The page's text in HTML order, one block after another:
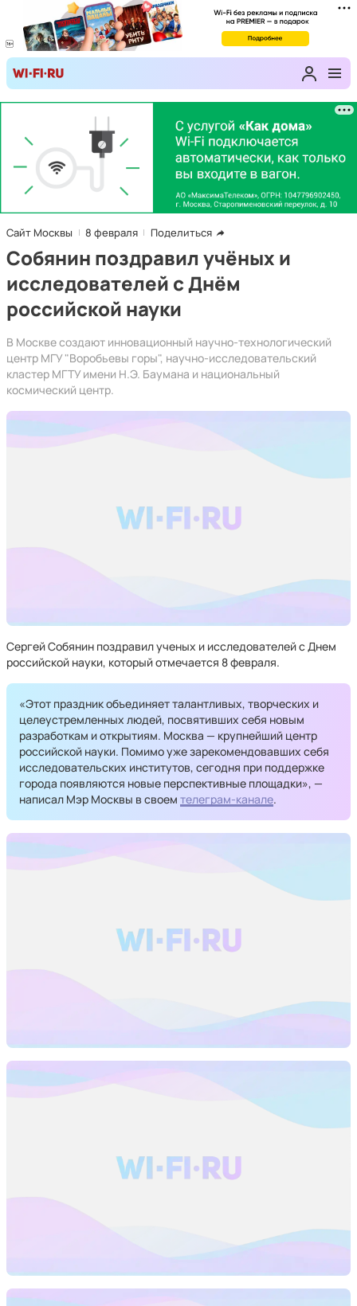
Сайт Москвы 8 февраля Поделиться
Собянин поздравил учёных и
исследователей с Днём
российской науки
В Москве создают инновационный научно-технологический
центр МГУ "Воробьевы горы", научно-исследовательский
кластер МГТУ имени Н.Э. Баумана и национальный
космический центр.
Сергей Собянин поздравил ученых и исследователей с Днем
российской науки, который отмечается 8 февраля.
«Этот праздник объединяет талантливых, творческих и
целеустремленных людей, посвятивших себя новым
разработкам и открытиям. Москва — крупнейший центр
российской науки. Помимо уже зарекомендовавших себя
исследовательских институтов, сегодня при поддержке
города появляются новые перспективные площадки», —
написал Мэр Москвы в своем телеграм-канале.